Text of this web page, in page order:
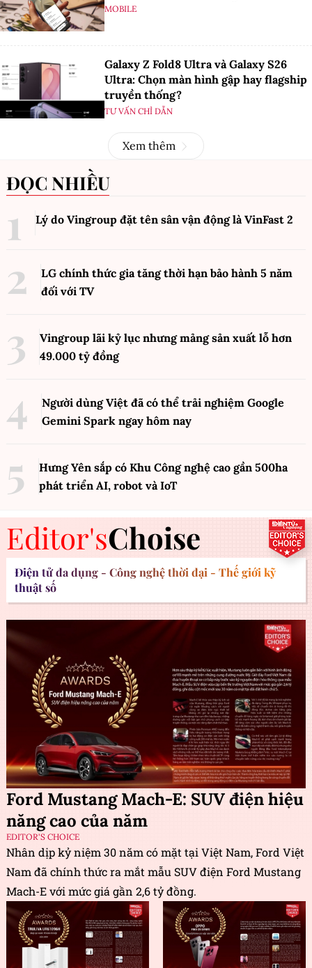
MOBILE
Galaxy Z Fold8 Ultra và Galaxy S26
Ultra: Chọn màn hình gập hay flagship
truyền thống?
TƯ VẤN CHỈ DẪN
Xem thêm
ĐỌC NHIỀU
Lý do Vingroup đặt tên sân vận động là VinFast 2
LG chính thức gia tăng thời hạn bảo hành 5 năm
đối với TV
Vingroup lãi kỷ lục nhưng mảng sản xuất lỗ hơn
49.000 tỷ đồng
Người dùng Việt đã có thể trải nghiệm Google
Gemini Spark ngay hôm nay
Hưng Yên sắp có Khu Công nghệ cao gần 500ha
phát triển AI, robot và IoT
Editor'sChoise
Điện tử đa dụng - Công nghệ thời đại - Thế giới kỹ
thuật số
Ford Mustang Mach-E: SUV điện hiệu
năng cao của năm
EDITOR'S CHOICE
Nhân dịp kỷ niệm 30 năm có mặt tại Việt Nam, Ford Việt
Nam đã chính thức ra mắt mẫu SUV điện Ford Mustang
Mach-E với mức giá gần 2,6 tỷ đồng.